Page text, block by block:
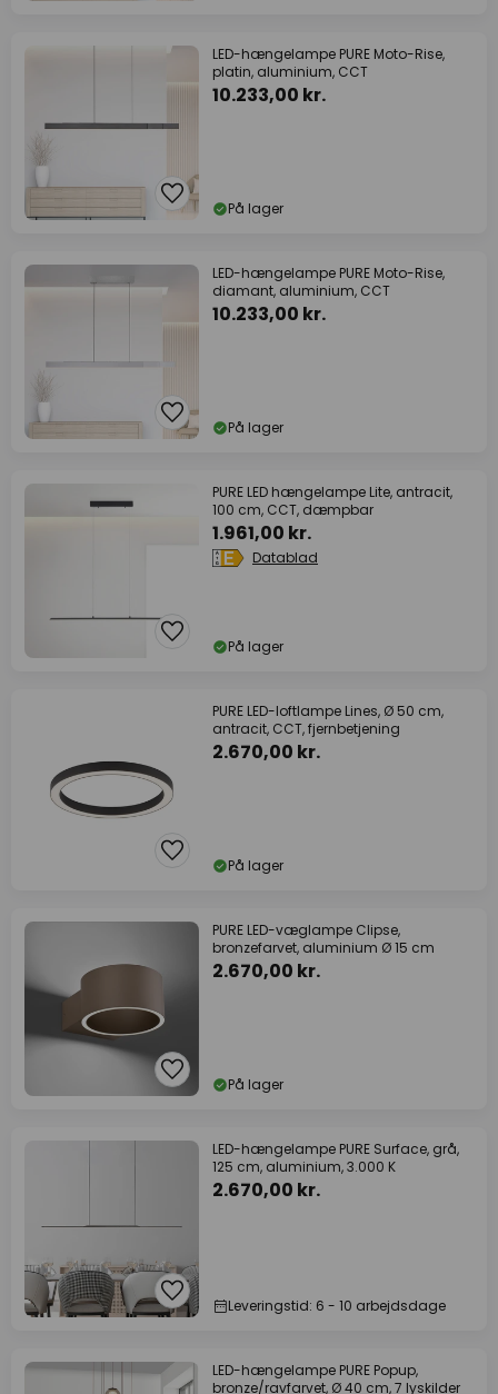
LED-hængelampe PURE Moto-Rise,
platin, aluminium, CCT
10.233,00 kr.
På lager
LED-hængelampe PURE Moto-Rise,
diamant, aluminium, CCT
10.233,00 kr.
På lager
PURE LED hængelampe Lite, antracit,
100 cm, CCT, dæmpbar
1.961,00 kr.
Datablad
På lager
PURE LED-loftlampe Lines, Ø 50 cm,
antracit, CCT, fjernbetjening
2.670,00 kr.
På lager
PURE LED-væglampe Clipse,
bronzefarvet, aluminium Ø 15 cm
2.670,00 kr.
På lager
LED-hængelampe PURE Surface, grå,
125 cm, aluminium, 3.000 K
2.670,00 kr.
Leveringstid: 6 - 10 arbejdsdage
LED-hængelampe PURE Popup,
bronze/ravfarvet, Ø 40 cm, 7 lyskilder